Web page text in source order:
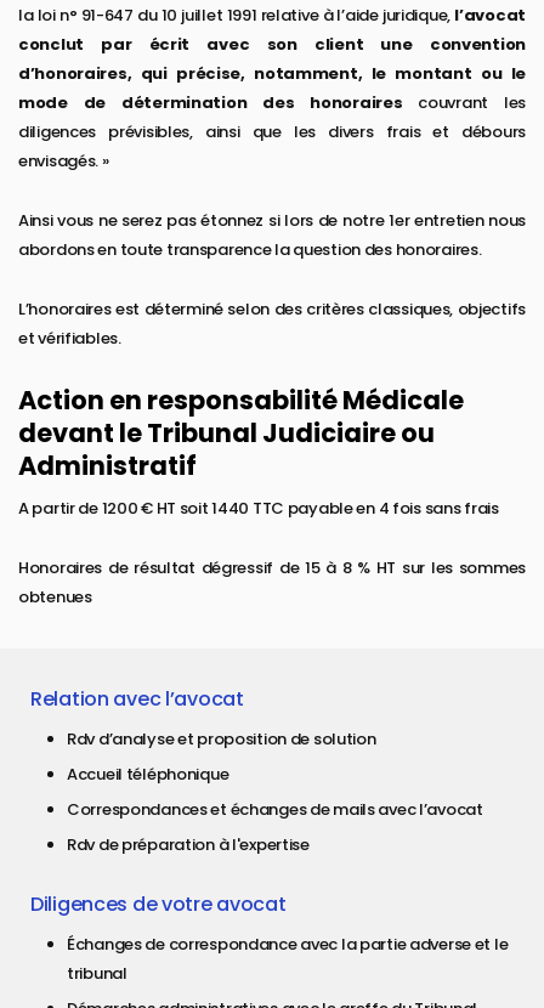
la loi n° 91-647 du 10 juillet 1991 relative à l’aide juridique, l’avocat
conclut par écrit avec son client une convention
d’honoraires, qui précise, notamment, le montant ou le
mode de détermination des honoraires couvrant les
diligences prévisibles, ainsi que les divers frais et débours
envisagés. »
Ainsi vous ne serez pas étonnez si lors de notre 1er entretien nous
abordons en toute transparence la question des honoraires.
L’honoraires est déterminé selon des critères classiques, objectifs
et vérifiables.
Action en responsabilité Médicale
devant le Tribunal Judiciaire ou
Administratif
A partir de 1200 € HT soit 1440 TTC payable en 4 fois sans frais
Honoraires de résultat dégressif de 15 à 8 % HT sur les sommes
obtenues
Relation avec l’avocat
Rdv d’analyse et proposition de solution
Accueil téléphonique
Correspondances et échanges de mails avec l’avocat
Rdv de préparation à l'expertise
Diligences de votre avocat
Échanges de correspondance avec la partie adverse et le
tribunal